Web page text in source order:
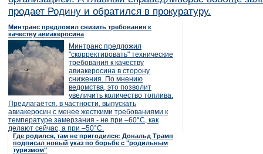
продает Родину и обратился в прокуратуру.
Минтранс предложил снизить требования к
качеству авиакеросина
Минтранс предложил
"скорректировать" технические
требования к качеству
авиакеросина в сторону
снижения. По мнению
ведомства, это позволит
увеличить количество топлива.
Предлагается, в частности, выпускать
авиакеросин с менее жесткими требованиями к
температуре замерзания - не при –60°C, как
делают сейчас, а при –50°C.
Где родился, там не пригодился: Дональд Трамп
подписал новый указ по борьбе с "родильным
туризмом"